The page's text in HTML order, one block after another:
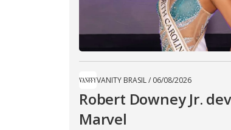
VANITY BRASIL/ 06/08/2026
Robert Downey Jr.
Marvel